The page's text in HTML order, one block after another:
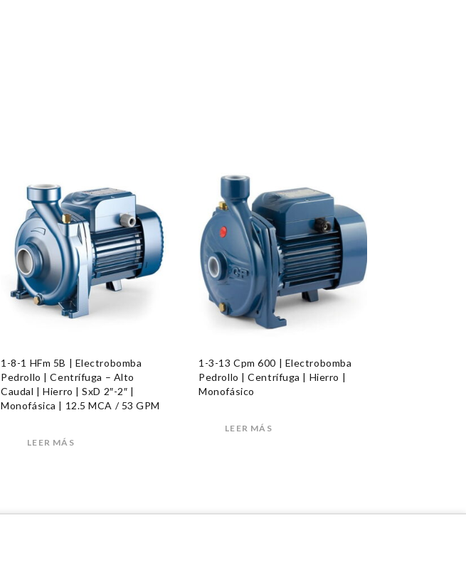
1-8-1 HFm 5B | Electrobomba
Pedrollo | Centrífuga – Alto
Caudal | Hierro | SxD 2″-2″ |
Monofásica | 12.5 MCA / 53 GPM
LEER MÁS
1-3-13 Cpm 600 | Electrobomba
Pedrollo | Centrífuga | Hierro |
Monofásico
LEER MÁS